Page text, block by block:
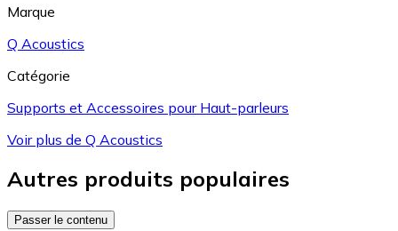
Marque
Q Acoustics
Catégorie
Supports et Accessoires pour Haut-parleurs
Voir plus de Q Acoustics
Autres produits populaires
Passer le contenu